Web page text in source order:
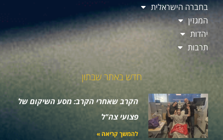
בחברה הישראלית
המגזין
יהדות
תרבות
חדש באתר שבתון
הקרב שאחרי הקרב: מסע השיקום של
פצועי צה"ל
להמשך קריאה »